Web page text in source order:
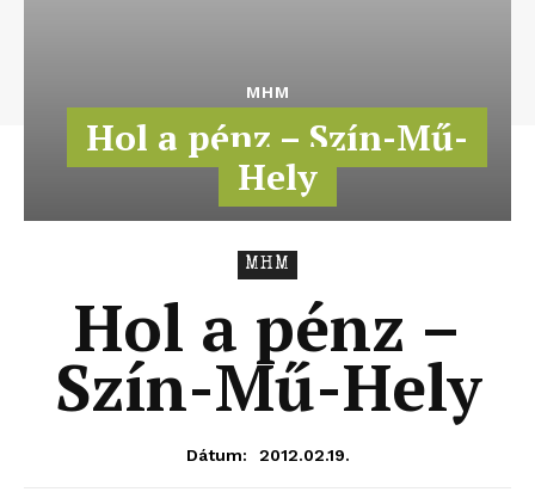
MHM
Hol a pénz – Szín-Mű-
Hely
MHM
Hol a pénz –
Szín-Mű-Hely
Dátum: 2012.02.19.